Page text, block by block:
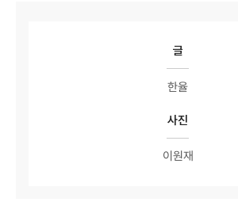
글
한율
사진
이원재